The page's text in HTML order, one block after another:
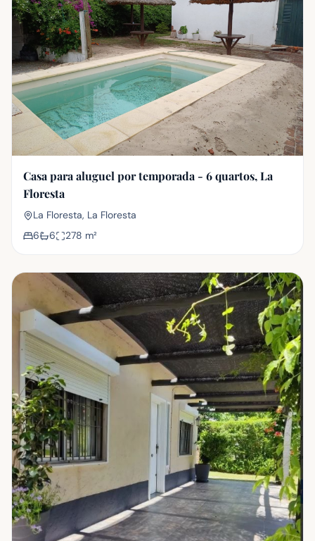
Casa para aluguel por temporada - 6 quartos, La
Floresta
La Floresta, La Floresta
6
6 278 m²